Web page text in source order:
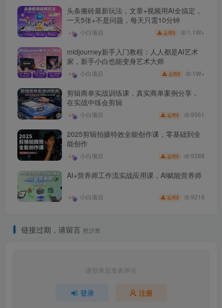
头条搬砖最新玩法，文章+视频用AI全搞定，
一天5张+不是问题，每天只需10分钟
小白项目 云币3 1.1W+
midjourney新手入门教程：人人都是AI艺术
家，新手小白也能变身艺术大师
小白项目 云币3 1W+
剪辑商单实战训练课，真实商单案例分享，
在实战中练会剪辑
小白项目 云币3 9561
2025剪辑拍摄特效全能创作课，零基础到全
能创作
小白项目 云币3 9388
AI+营养师工作流实战应用课，AI赋能营养师
小白项目 云币3 9216
链接过期，请留言 抢沙发
请登录后发表评论
登录 注册